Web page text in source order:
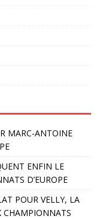
MARC-ANTOINE
ENFIN LE
D’EUROPE
POUR VELLY, LA
CHAMPIONNATS